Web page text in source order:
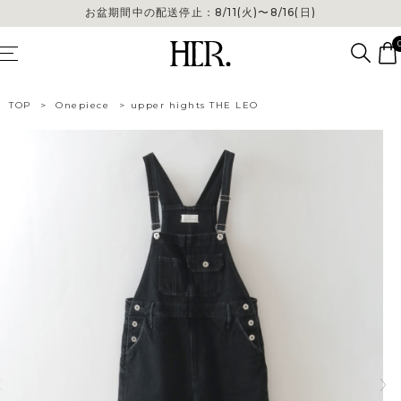
お盆期間中の配送停止：8/11(火)〜8/16(日)
TOP > Onepiece > upper hights THE LEO